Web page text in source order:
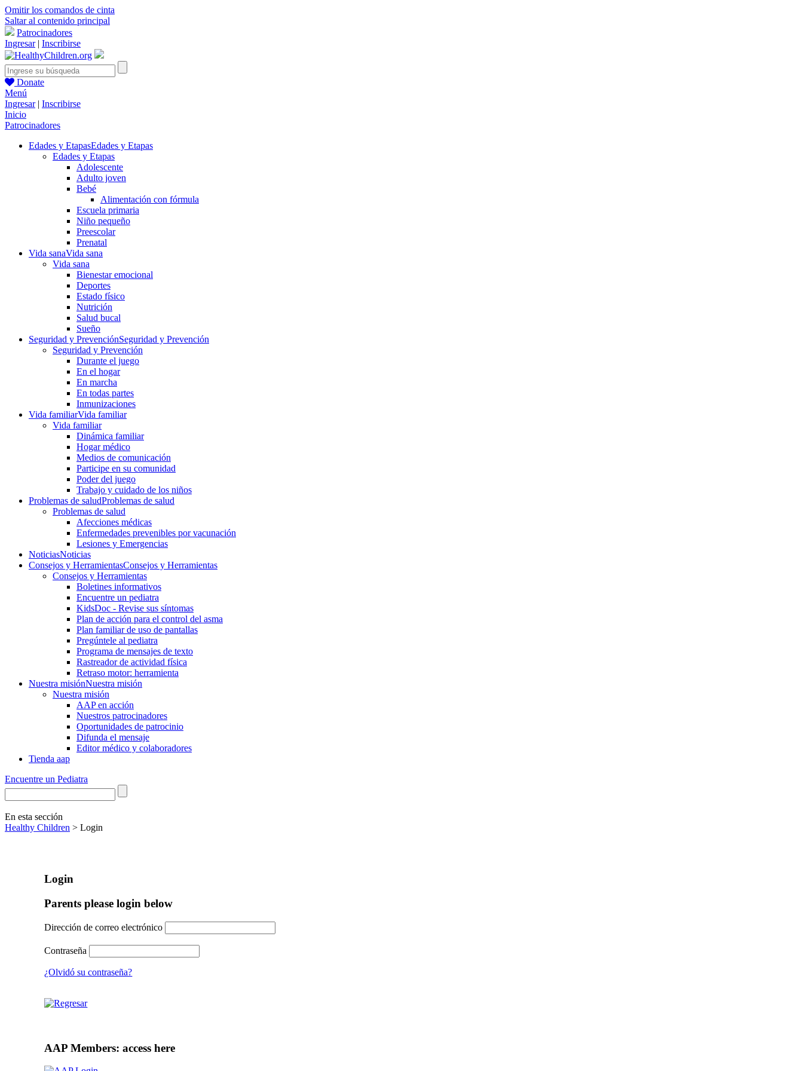
Omitir los comandos de cinta
Saltar al contenido principal
Patrocinadores
Ingresar| Inscribirse
Donate
Menú
Ingresar| Inscribirse
Inicio
Patrocinadores
Edades y EtapasEdades y Etapas
Edades y Etapas
Adolescente
Adulto joven
Bebé
Alimentación con fórmula
Escuela primaria
Niño pequeño
Preescolar
Prenatal
Vida sanaVida sana
Vida sana
Bienestar emocional
Deportes
Estado físico
Nutrición
Salud bucal
Sueño
Seguridad y PrevenciónSeguridad y Prevención
Seguridad y Prevención
Durante el juego
En el hogar
En marcha
En todas partes
Inmunizaciones
Vida familiarVida familiar
Vida familiar
Dinámica familiar
Hogar médico
Medios de comunicación
Participe en su comunidad
Poder del juego
Trabajo y cuidado de los niños
Problemas de saludProblemas de salud
Problemas de salud
Afecciones médicas
Enfermedades prevenibles por vacunación
Lesiones y Emergencias
NoticiasNoticias
Consejos y HerramientasConsejos y Herramientas
Consejos y Herramientas
Boletines informativos
Encuentre un pediatra
KidsDoc - Revise sus síntomas
Plan de acción para el control del asma
Plan familiar de uso de pantallas
Pregúntele al pediatra
Programa de mensajes de texto
Rastre​​ador de activida​d física
Retraso motor: herramienta
Nuestra misiónNuestra misión
Nuestra misión
AAP en acción
Nuestros patrocinadores
Oportunidades de patrocinio
Difunda el mensaje
Editor médico y colaboradores
Tienda aap
Encuentre un Pediatra
En esta sección
Healthy Children > Login
Login
Parents please login below
Dirección de correo electrónico
Contraseña
¿Olvidó su contraseña?
AAP Members: access here